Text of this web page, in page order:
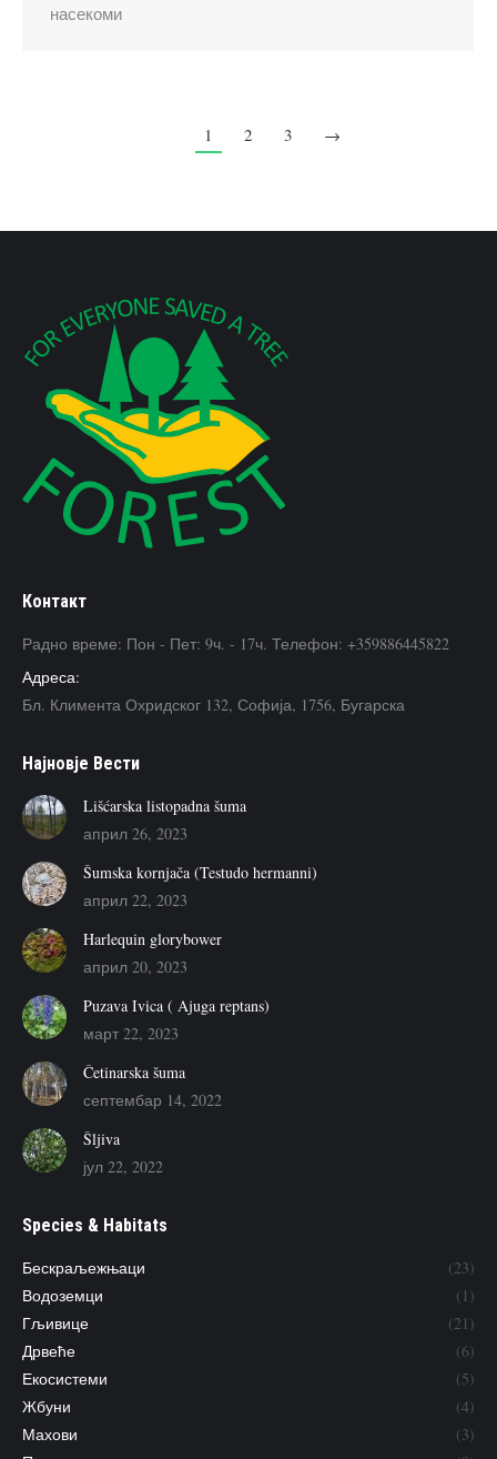
насекоми
1 2 3 →
Контакт
Радно време: Пон - Пет: 9ч. - 17ч. Телефон: +359886445822
Адреса:
Бл. Климента Охридског 132, Софија, 1756, Бугарска
Наjновje Вести
Lišćarska listopadna šuma
април 26, 2023
Šumska kornjača (Testudo hermanni)
април 22, 2023
Harlequin glorybower
април 20, 2023
Puzava Ivica ( Ajuga reptans)
март 22, 2023
Četinarska šuma
септембар 14, 2022
Šljiva
јул 22, 2022
Species & Habitats
Бескраљежњаци
(23)
Водоземци
(1)
Гљивице
(21)
Дрвеће
(6)
Екосистеми
(5)
Жбуни
(4)
Махови
(3)